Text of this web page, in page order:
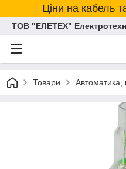
Ціни на кабель
ТОВ "ЕЛЕТЕХ"
Товари Автоматика,